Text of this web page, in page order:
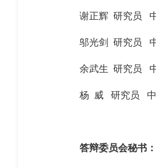
谢正辉 研究员
邬光剑 研究员
余武生 研究员
杨 威 研究员 中
答辩委员会秘书：